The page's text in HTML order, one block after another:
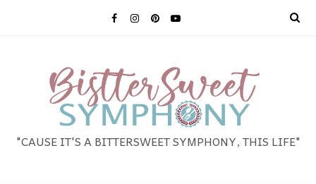
"CAUSE IT'S A BITTERSWEET SYMPHONY, THIS LIFE"